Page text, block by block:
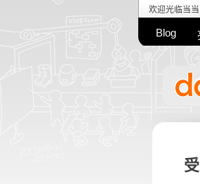
欢迎光临当
Blog